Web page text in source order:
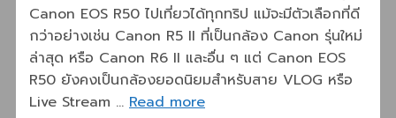
Canon EOS R50 ไปเที่ยวได้ทุกทริป แม้จะมีตัวเลือกที่ดี
กว่าอย่างเช่น Canon R5 II ที่เป็นกล้อง Canon รุ่นใหม่
ล่าสุด หรือ Canon R6 II และอื่น ๆ แต่ Canon EOS
R50 ยังคงเป็นกล้องยอดนิยมสำหรับสาย VLOG หรือ
Live Stream … Read more